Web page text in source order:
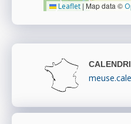
Leaflet | Map data ©